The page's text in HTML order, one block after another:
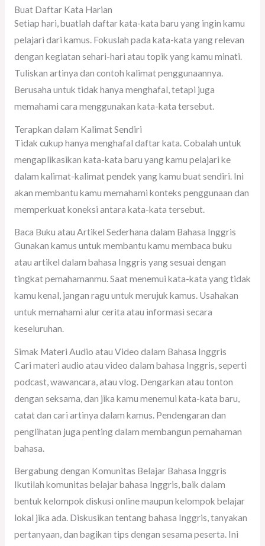
Buat Daftar Kata Harian
Setiap hari, buatlah daftar kata-kata baru yang ingin kamu
pelajari dari kamus. Fokuslah pada kata-kata yang relevan
dengan kegiatan sehari-hari atau topik yang kamu minati.
Tuliskan artinya dan contoh kalimat penggunaannya.
Berusaha untuk tidak hanya menghafal, tetapi juga
memahami cara menggunakan kata-kata tersebut.
Terapkan dalam Kalimat Sendiri
Tidak cukup hanya menghafal daftar kata. Cobalah untuk
mengaplikasikan kata-kata baru yang kamu pelajari ke
dalam kalimat-kalimat pendek yang kamu buat sendiri. Ini
akan membantu kamu memahami konteks penggunaan dan
memperkuat koneksi antara kata-kata tersebut.
Baca Buku atau Artikel Sederhana dalam Bahasa Inggris
Gunakan kamus untuk membantu kamu membaca buku
atau artikel dalam bahasa Inggris yang sesuai dengan
tingkat pemahamanmu. Saat menemui kata-kata yang tidak
kamu kenal, jangan ragu untuk merujuk kamus. Usahakan
untuk memahami alur cerita atau informasi secara
keseluruhan.
Simak Materi Audio atau Video dalam Bahasa Inggris
Cari materi audio atau video dalam bahasa Inggris, seperti
podcast, wawancara, atau vlog. Dengarkan atau tonton
dengan seksama, dan jika kamu menemui kata-kata baru,
catat dan cari artinya dalam kamus. Pendengaran dan
penglihatan juga penting dalam membangun pemahaman
bahasa.
Bergabung dengan Komunitas Belajar Bahasa Inggris
Ikutilah komunitas belajar bahasa Inggris, baik dalam
bentuk kelompok diskusi online maupun kelompok belajar
lokal jika ada. Diskusikan tentang bahasa Inggris, tanyakan
pertanyaan, dan bagikan tips dengan sesama peserta. Ini